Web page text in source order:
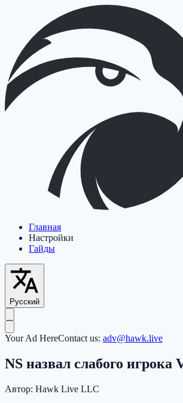
Главная
Настройки
Гайды
Русский
Your Ad HereContact us: adv@hawk.live
NS назвал слабого
Автор: Hawk Live LLC